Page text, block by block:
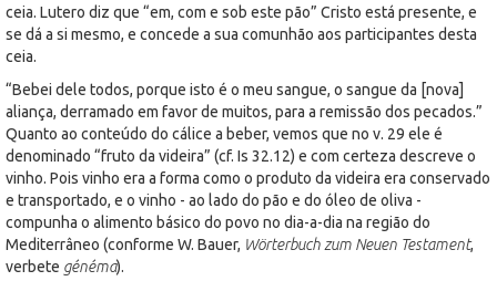
ceia. Lutero diz que “em, com e sob este pão” Cristo está presente, e
se dá a si mesmo, e concede a sua comunhão aos participantes desta
ceia.
“Bebei dele todos, porque isto é o meu sangue, o sangue da [nova]
aliança, derramado em favor de muitos, para a remissão dos pecados.”
Quanto ao conteúdo do cálice a beber, vemos que no v. 29 ele é
denominado “fruto da videira” (cf. Is 32.12) e com certeza descreve o
vinho. Pois vinho era a forma como o produto da videira era conservado
e transportado, e o vinho - ao lado do pão e do óleo de oliva -
compunha o alimento básico do povo no dia-a-dia na região do
Mediterrâneo (conforme W. Bauer, Wörterbuch zum Neuen Testament,
verbete généma).